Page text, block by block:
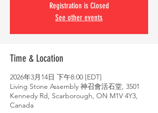
Registration is Closed
See other events
Time & Location
2026年3月14日 下午8:00 [EDT]
Living Stone Assembly 神召會活石堂, 3501
Kennedy Rd, Scarborough, ON M1V 4Y3,
Canada